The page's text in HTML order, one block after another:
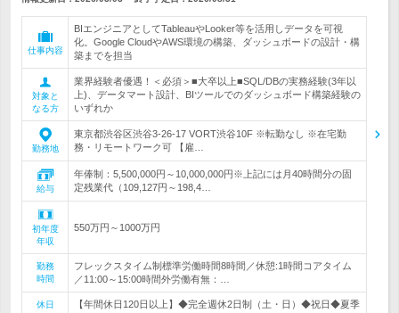
仕事内容
BIエンジニアとしてTableauやLooker等を活用しデータを可視
化。Google CloudやAWS環境の構築、ダッシュボードの設計・構
築までを担当
対象と
なる方
業界経験者優遇！＜必須＞■大卒以上■SQL/DBの実務経験(3年以
上)、データマート設計、BIツールでのダッシュボード構築経験の
いずれか
勤務地
東京都渋谷区渋谷3-26-17 VORT渋谷10F ※転勤なし ※在宅勤
務・リモートワーク可 【雇…
給与
年俸制：5,500,000円～10,000,000円※上記には月40時間分の固
定残業代（109,127円～198,4…
初年度
年収
550万円～1000万円
勤務
時間
フレックスタイム制標準労働時間8時間／休憩:1時間コアタイム
／11:00～15:00時間外労働有無：…
休日
【年間休日120日以上】◆完全週休2日制（土・日）◆祝日◆夏季